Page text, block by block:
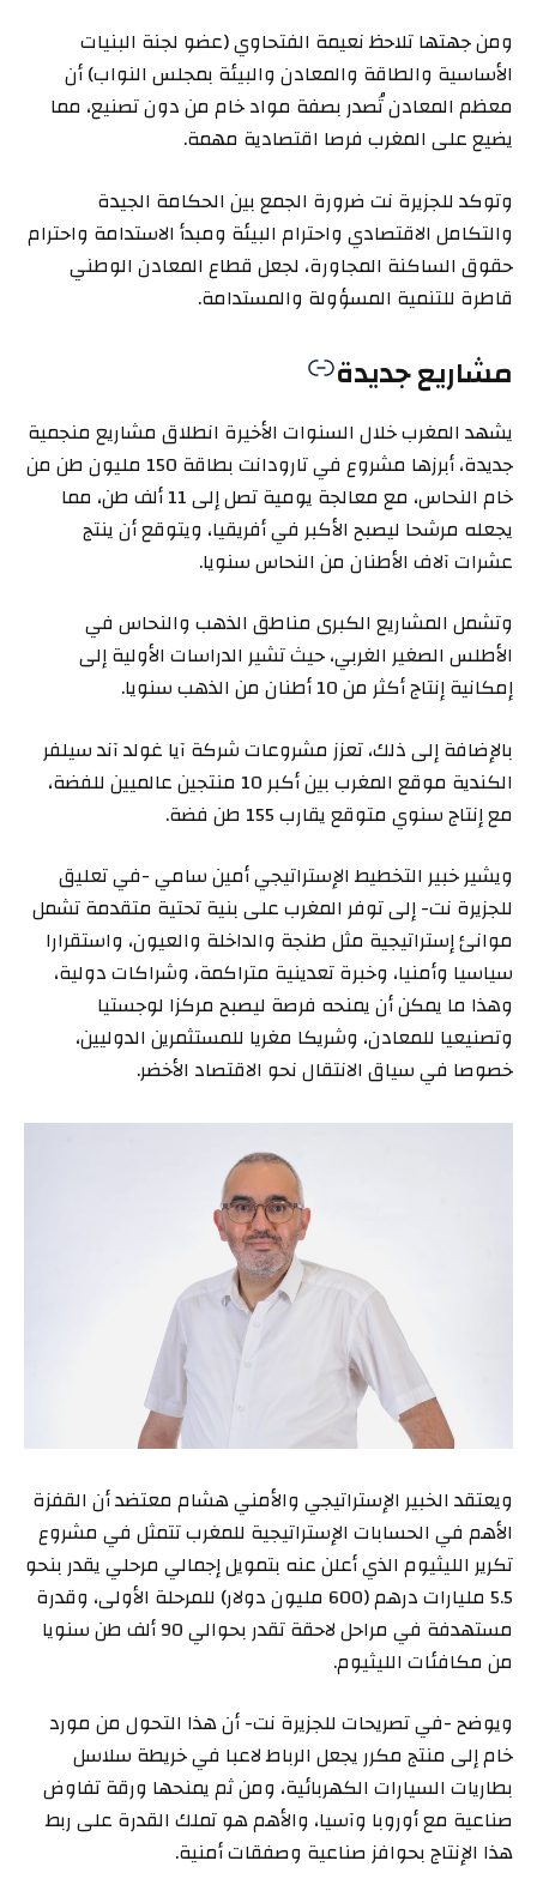
ومن جهتها تلاحظ نعيمة الفتحاوي (عضو لجنة البنيات
الأساسية والطاقة والمعادن والبيئة بمجلس النواب) أن
معظم المعادن تُصدر بصفة مواد خام من دون تصنيع، مما
يضيع على المغرب فرصا اقتصادية مهمة.
وتوكد للجزيرة نت ضرورة الجمع بين الحكامة الجيدة
والتكامل الاقتصادي واحترام البيئة ومبدأ الاستدامة واحترام
حقوق الساكنة المجاورة، لجعل قطاع المعادن الوطني
قاطرة للتنمية المسؤولة والمستدامة.
مشاريع جديدة
يشهد المغرب خلال السنوات الأخيرة انطلاق مشاريع منجمية
جديدة، أبرزها مشروع في تارودانت بطاقة 150 مليون طن من
خام النحاس، مع معالجة يومية تصل إلى 11 ألف طن، مما
يجعله مرشحا ليصبح الأكبر في أفريقيا، ويتوقع أن ينتج
عشرات آلاف الأطنان من النحاس سنويا.
وتشمل المشاريع الكبرى مناطق الذهب والنحاس في
الأطلس الصغير الغربي، حيث تشير الدراسات الأولية إلى
إمكانية إنتاج أكثر من 10 أطنان من الذهب سنويا.
بالإضافة إلى ذلك، تعزز مشروعات شركة آيا غولد آند سيلفر
الكندية موقع المغرب بين أكبر 10 منتجين عالميين للفضة،
مع إنتاج سنوي متوقع يقارب 155 طن فضة.
ويشير خبير التخطيط الإستراتيجي أمين سامي -في تعليق
للجزيرة نت- إلى توفر المغرب على بنية تحتية متقدمة تشمل
موانئ إستراتيجية مثل طنجة والداخلة والعيون، واستقرارا
سياسيا وأمنيا، وخبرة تعدينية متراكمة، وشراكات دولية،
وهذا ما يمكن أن يمنحه فرصة ليصبح مركزا لوجستيا
وتصنيعيا للمعادن، وشريكا مغريا للمستثمرين الدوليين،
خصوصا في سياق الانتقال نحو الاقتصاد الأخضر.
ويعتقد الخبير الإستراتيجي والأمني هشام معتضد أن القفزة
الأهم في الحسابات الإستراتيجية للمغرب تتمثل في مشروع
تكرير الليثيوم الذي أعلن عنه بتمويل إجمالي مرحلي يقدر بنحو
5.5 مليارات درهم (600 مليون دولار) للمرحلة الأولى، وقدرة
مستهدفة في مراحل لاحقة تقدر بحوالي 90 ألف طن سنويا
من مكافئات الليثيوم.
ويوضح -في تصريحات للجزيرة نت- أن هذا التحول من مورد
خام إلى منتج مكرر يجعل الرباط لاعبا في خريطة سلاسل
بطاريات السيارات الكهربائية، ومن ثم يمنحها ورقة تفاوض
صناعية مع أوروبا وآسيا، والأهم هو تملك القدرة على ربط
هذا الإنتاج بحوافز صناعية وصفقات أمنية.